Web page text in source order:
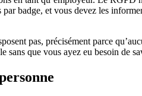
badge, et vous devez les
pas, précisément parce
sans que vous ayez eu besoin de